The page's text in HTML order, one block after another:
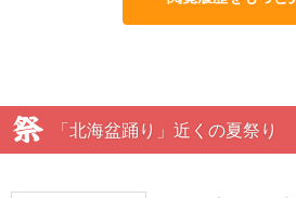
「北海盆踊り」近くの夏祭り